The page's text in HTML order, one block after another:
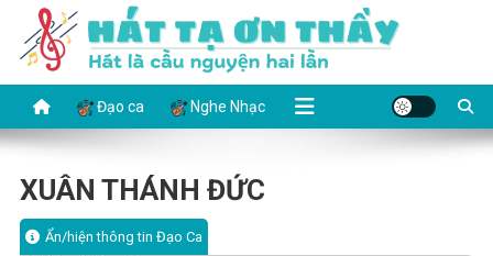
content
HÁT TẠ ƠN THẦY
Hát là cầu nguyện hai lần
Đạo ca
Nghe Nhạc
XUÂN THÁNH ĐỨC
Ẩn/hiện thông tin Đạo Ca